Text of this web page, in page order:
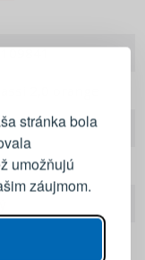
stránka bola
umožňujú
záujmom.
2,0 orange
účtu